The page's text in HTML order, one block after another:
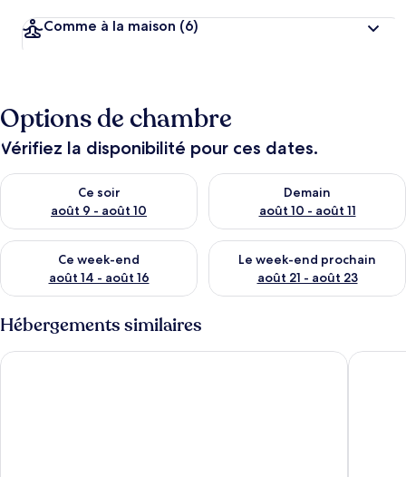
Comme à la maison (6)
Options de chambre
Vérifiez la disponibilité pour ces dates.
Ce soir
août 9 - août 10
Vérifier la disponibilité pour ce soir août 9 - août 10
Demain
août 10 - août 11
Vérifier la disponibilité pour
Ce week-end
août 14 - août 16
Vérifier la disponibilité pour ce week-end août 14 - août 16
Le week-end prochain
août 21 - août 23
Vérifier la disponibilité pour
Hébergements similaires
Departamento Fragata Oceana